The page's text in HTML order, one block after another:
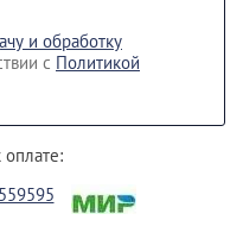
и обработку
с Политикой